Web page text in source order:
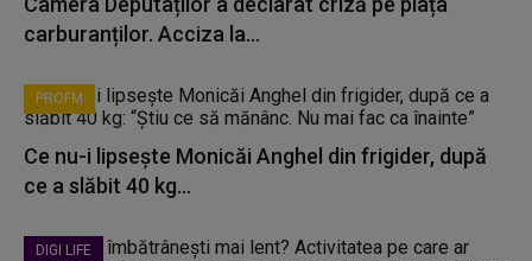
carburanților. Acciza la...
PROFM
Ce nu-i lipsește Monicăi Anghel din frigider, după
ce a slăbit 40 kg...
DIGI LIFE